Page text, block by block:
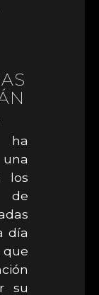
ha
los
de
día
que
su